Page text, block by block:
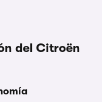
del Citroën